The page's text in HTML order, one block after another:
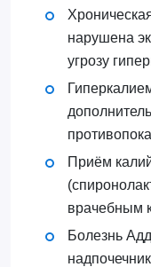
нарушена
угрозу
Приём
врачебным
Болезнь